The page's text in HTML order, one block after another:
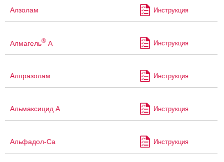
Алзолам Инструкция
Алмагель® А Инструкция
Алпразолам Инструкция
Альмаксицид А Инструкция
Альфадол-Са Инструкция